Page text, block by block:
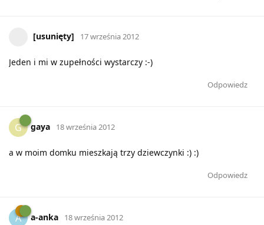
[usunięty] 17 września 2012
Jeden i mi w zupełności wystarczy :-)
Odpowiedz
G gaya 18 września 2012
a w moim domku mieszkają trzy dziewczynki :) :)
Odpowiedz
A a-anka 18 września 2012